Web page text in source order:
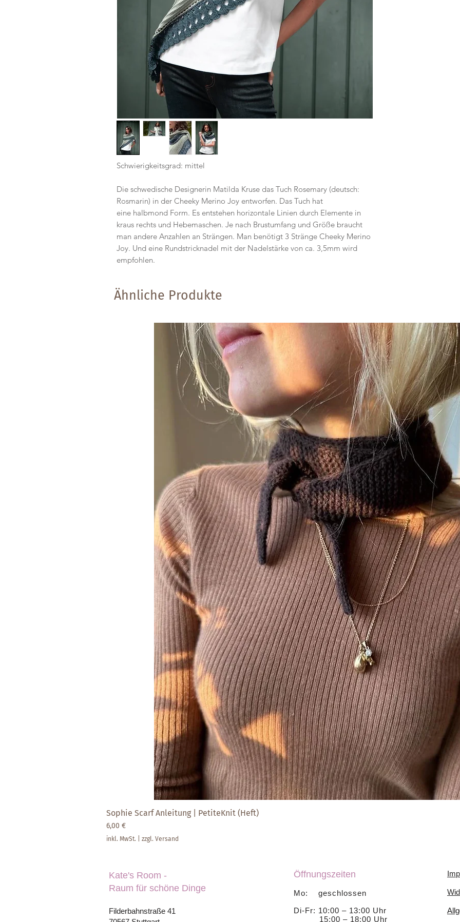
Schwierigkeitsgrad: mittel
Die schwedische Designerin Matilda Kruse das Tuch Rosemary (deutsch:
Rosmarin) in der Cheeky Merino Joy entworfen. Das Tuch hat
eine halbmond Form. Es entstehen horizontale Linien durch Elemente in
kraus rechts und Hebemaschen. Je nach Brustumfang und Größe braucht
man andere Anzahlen an Strängen. Man benötigt 3 Stränge Cheeky Merino
Joy. Und eine Rundstricknadel mit der Nadelstärke von ca. 3,5mm wird
empfohlen.
Ähnliche Produkte
Sophie Scarf Anleitung | PetiteKnit (Heft)
Preis
6,00 €
inkl. MwSt. zzgl. Versand
Kate's Room -
Raum für schöne Dinge
Filderbahnstraße 41
Öffnungszeiten
Mo: geschlossen
Di-Fr: 10:00 – 13:00 Uhr
15:00 – 18:00 Uhr